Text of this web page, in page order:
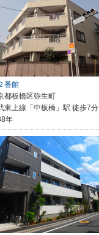
番館
都板橋区弥生町
東上線「中板橋」駅 徒歩7分
年